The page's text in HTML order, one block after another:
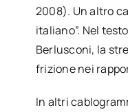
2008). Un altro
italiano”. Nel
Berlusconi, la
frizione nei
In altri